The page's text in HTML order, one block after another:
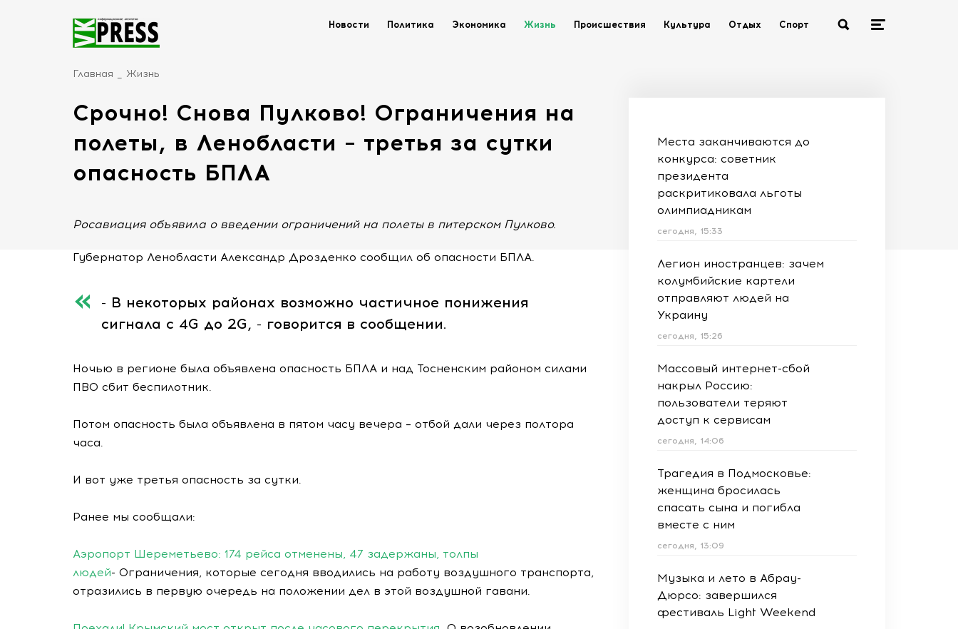
Новости Политика Экономика Жизнь Происшествия Культура Отдых Спорт
Главная Жизнь
Срочно! Снова Пулково! Ограничения на
полеты, в Ленобласти – третья за сутки
опасность БПЛА
Росавиация объявила о введении ограничений на полеты в питерском Пулково.
Губернатор Ленобласти Александр Дрозденко сообщил об опасности БПЛА.
- В некоторых районах возможно частичное понижения
сигнала с 4G до 2G, - говорится в сообщении.
Ночью в регионе была объявлена опасность БПЛА и над Тосненским районом силами
ПВО сбит беспилотник.
Потом опасность была объявлена в пятом часу вечера – отбой дали через полтора
часа.
И вот уже третья опасность за сутки.
Ранее мы сообщали:
Аэропорт Шереметьево: 174 рейса отменены, 47 задержаны, толпы
людей- Ограничения, которые сегодня вводились на работу воздушного транспорта,
отразились в первую очередь на положении дел в этой воздушной гавани.
Места заканчиваются до
конкурса: советник
президента
раскритиковала льготы
олимпиадникам
сегодня, 15:33
Легион иностранцев: зачем
колумбийские картели
отправляют людей на
Украину
сегодня, 15:26
Массовый интернет-сбой
накрыл Россию:
пользователи теряют
доступ к сервисам
сегодня, 14:06
Трагедия в Подмосковье:
женщина бросилась
спасать сына и погибла
вместе с ним
сегодня, 13:09
Музыка и лето в Абрау-
Дюрсо: завершился
фестиваль Light Weekend